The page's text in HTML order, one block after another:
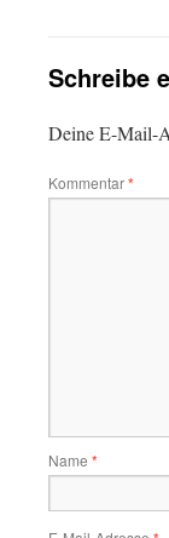
Schreibe
Deine E-Mail-
Kommentar*
Name *